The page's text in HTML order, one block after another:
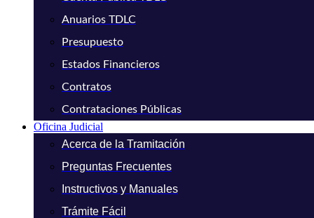
Anuarios TDLC
Presupuesto
Estados Financieros
Contratos
Contrataciones Públicas
Oficina Judicial
Acerca de la Tramitación
Preguntas Frecuentes
Instructivos y Manuales
Trámite Fácil